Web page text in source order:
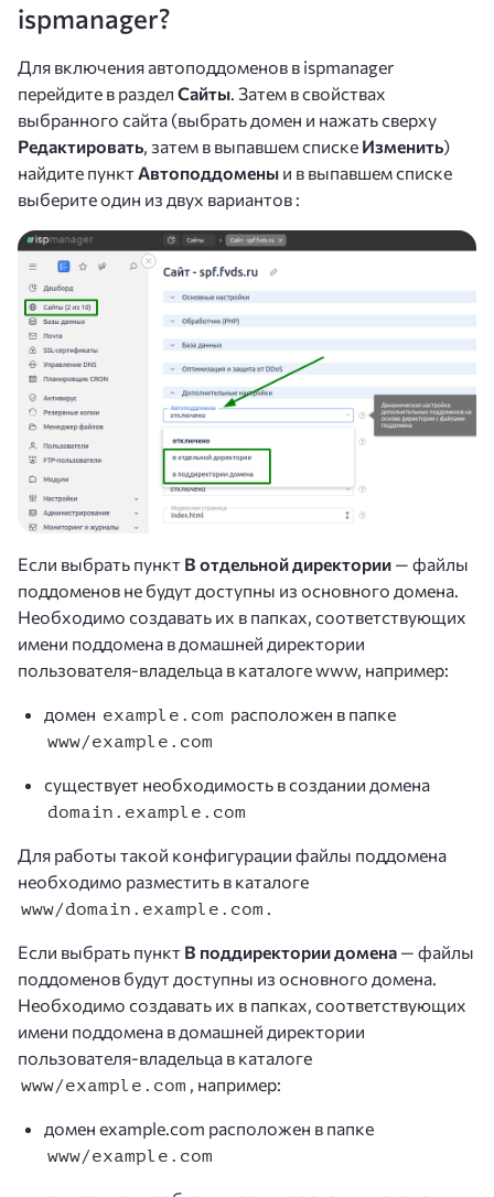
ispmanager?
Для включения автоподдоменов в ispmanager
перейдите в раздел Сайты. Затем в свойствах
выбранного сайта (выбрать домен и нажать сверху
Редактировать, затем в выпавшем списке Изменить)
найдите пункт Автоподдомены и в выпавшем списке
выберите один из двух вариантов :
Если выбрать пункт В отдельной директории — файлы
поддоменов не будут доступны из основного домена.
Необходимо создавать их в папках, соответствующих
имени поддомена в домашней директории
пользователя-владельца в каталоге www, например:
домен example.com расположен в папке
www/example.com
существует необходимость в создании домена
domain.example.com
Для работы такой конфигурации файлы поддомена
необходимо разместить в каталоге
www/domain.example.com
Если выбрать пункт В поддиректории домена — файлы
поддоменов будут доступны из основного домена.
Необходимо создавать их в папках, соответствующих
имени поддомена в домашней директории
пользователя-владельца в каталоге
www/example.com , например:
домен example.com расположен в папке
www/example.com